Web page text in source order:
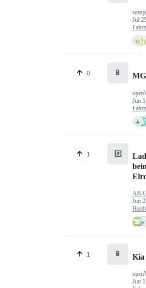
Jul
0 🔋
Jun
1 #️⃣
AB-
Jun
1 🔋 Kia
Jun